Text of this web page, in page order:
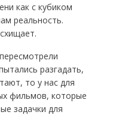
как с кубиком
реальность.
разгадать,
то у нас для
фильмов, которые
задачки для